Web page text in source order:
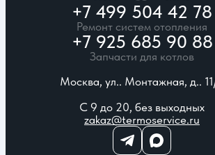
+7 499 504 42 78
Ремонт систем отопления
+7 925 685 90 88
Запчасти для котлов
Москва, ул.. Монтажная, д..
С 9 до 20, без выходных
zakaz@termoservice.ru